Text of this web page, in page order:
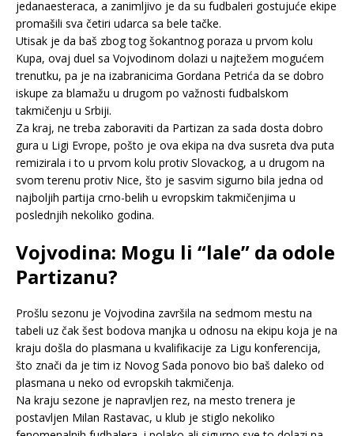
jedanaesteraca, a zanimljivo je da su fudbaleri gostujuće ekipe
promašili sva četiri udarca sa bele tačke.
Utisak je da baš zbog tog šokantnog poraza u prvom kolu
Kupa, ovaj duel sa Vojvodinom dolazi u najtežem mogućem
trenutku, pa je na izabranicima Gordana Petrića da se dobro
iskupe za blamažu u drugom po važnosti fudbalskom
takmičenju u Srbiji.
Za kraj, ne treba zaboraviti da Partizan za sada dosta dobro
gura u Ligi Evrope, pošto je ova ekipa na dva susreta dva puta
remizirala i to u prvom kolu protiv Slovackog, a u drugom na
svom terenu protiv Nice, što je sasvim sigurno bila jedna od
najboljih partija crno-belih u evropskim takmičenjima u
poslednjih nekoliko godina.
Vojvodina: Mogu li “lale” da odole
Partizanu?
Prošlu sezonu je Vojvodina završila na sedmom mestu na
tabeli uz čak šest bodova manjka u odnosu na ekipu koja je na
kraju došla do plasmana u kvalifikacije za Ligu konferencija,
što znači da je tim iz Novog Sada ponovo bio baš daleko od
plasmana u neko od evropskih takmičenja.
Na kraju sezone je napravljen rez, na mesto trenera je
postavljen Milan Rastavac, u klub je stiglo nekoliko